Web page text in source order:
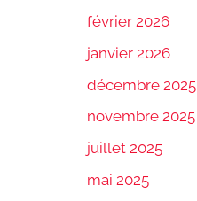
février 2026
janvier 2026
décembre 2025
novembre 2025
juillet 2025
mai 2025